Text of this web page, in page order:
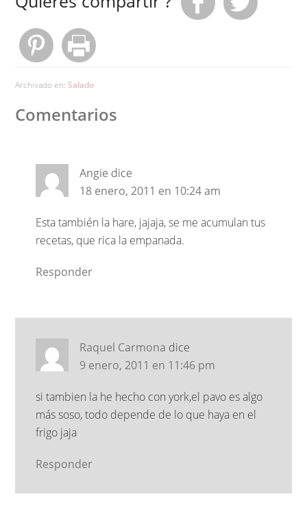
Archivado en: Salado
Comentarios
Angie dice
18 enero, 2011 en 10:24 am
Esta también la hare, jajaja, se me acumulan tus
recetas, que rica la empanada.
Responder
Raquel Carmona dice
9 enero, 2011 en 11:46 pm
si tambien la he hecho con york,el pavo es algo
más soso, todo depende de lo que haya en el
frigo jaja
Responder